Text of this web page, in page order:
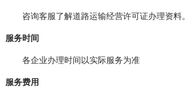
咨询客服了解道路运输经营许可证办理资料。
服务时间
各企业办理时间以实际服务为准
服务费用